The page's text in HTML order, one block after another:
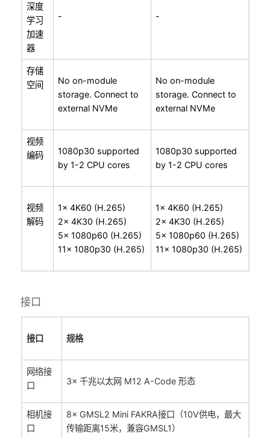
深度
学习
加速
器
- -
存储
空间
No on-module
storage. Connect to
external NVMe
No on-module
storage. Connect to
external NVMe
视频
编码
1080p30 supported
by 1-2 CPU cores
1080p30 supported
by 1-2 CPU cores
视频
解码
1x 4K60 (H.265)
2x 4K30 (H.265)
5x 1080p60 (H.265)
11x 1080p30 (H.265)
1x 4K60 (H.265)
2x 4K30 (H.265)
5x 1080p60 (H.265)
11x 1080p30 (H.265)
接口
接口 规格
网络接
口
3× 千兆以太网 M12 A-Code 形态
相机接
口
8× GMSL2 Mini FAKRA接口（10V供电，最大
传输距离15米，兼容GMSL1）